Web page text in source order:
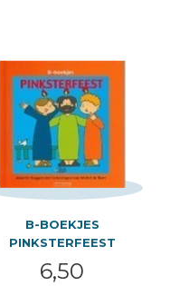
B-BOEKJES
PINKSTERFEEST
6,50